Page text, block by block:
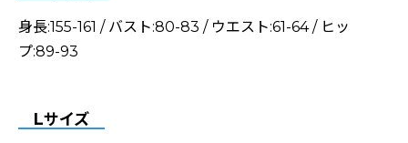
身長:155-161 / バスト:80-83 / ウエスト:61-64 / ヒッ
プ:89-93
Lサイズ